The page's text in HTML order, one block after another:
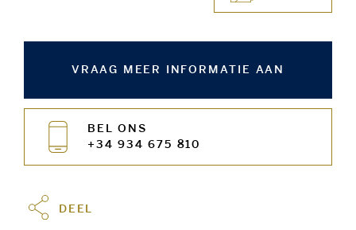
VRAAG MEER INFORMATIE AAN
BEL ONS
+34 934 675 810
DEEL